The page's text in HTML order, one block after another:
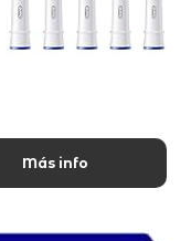
Más info